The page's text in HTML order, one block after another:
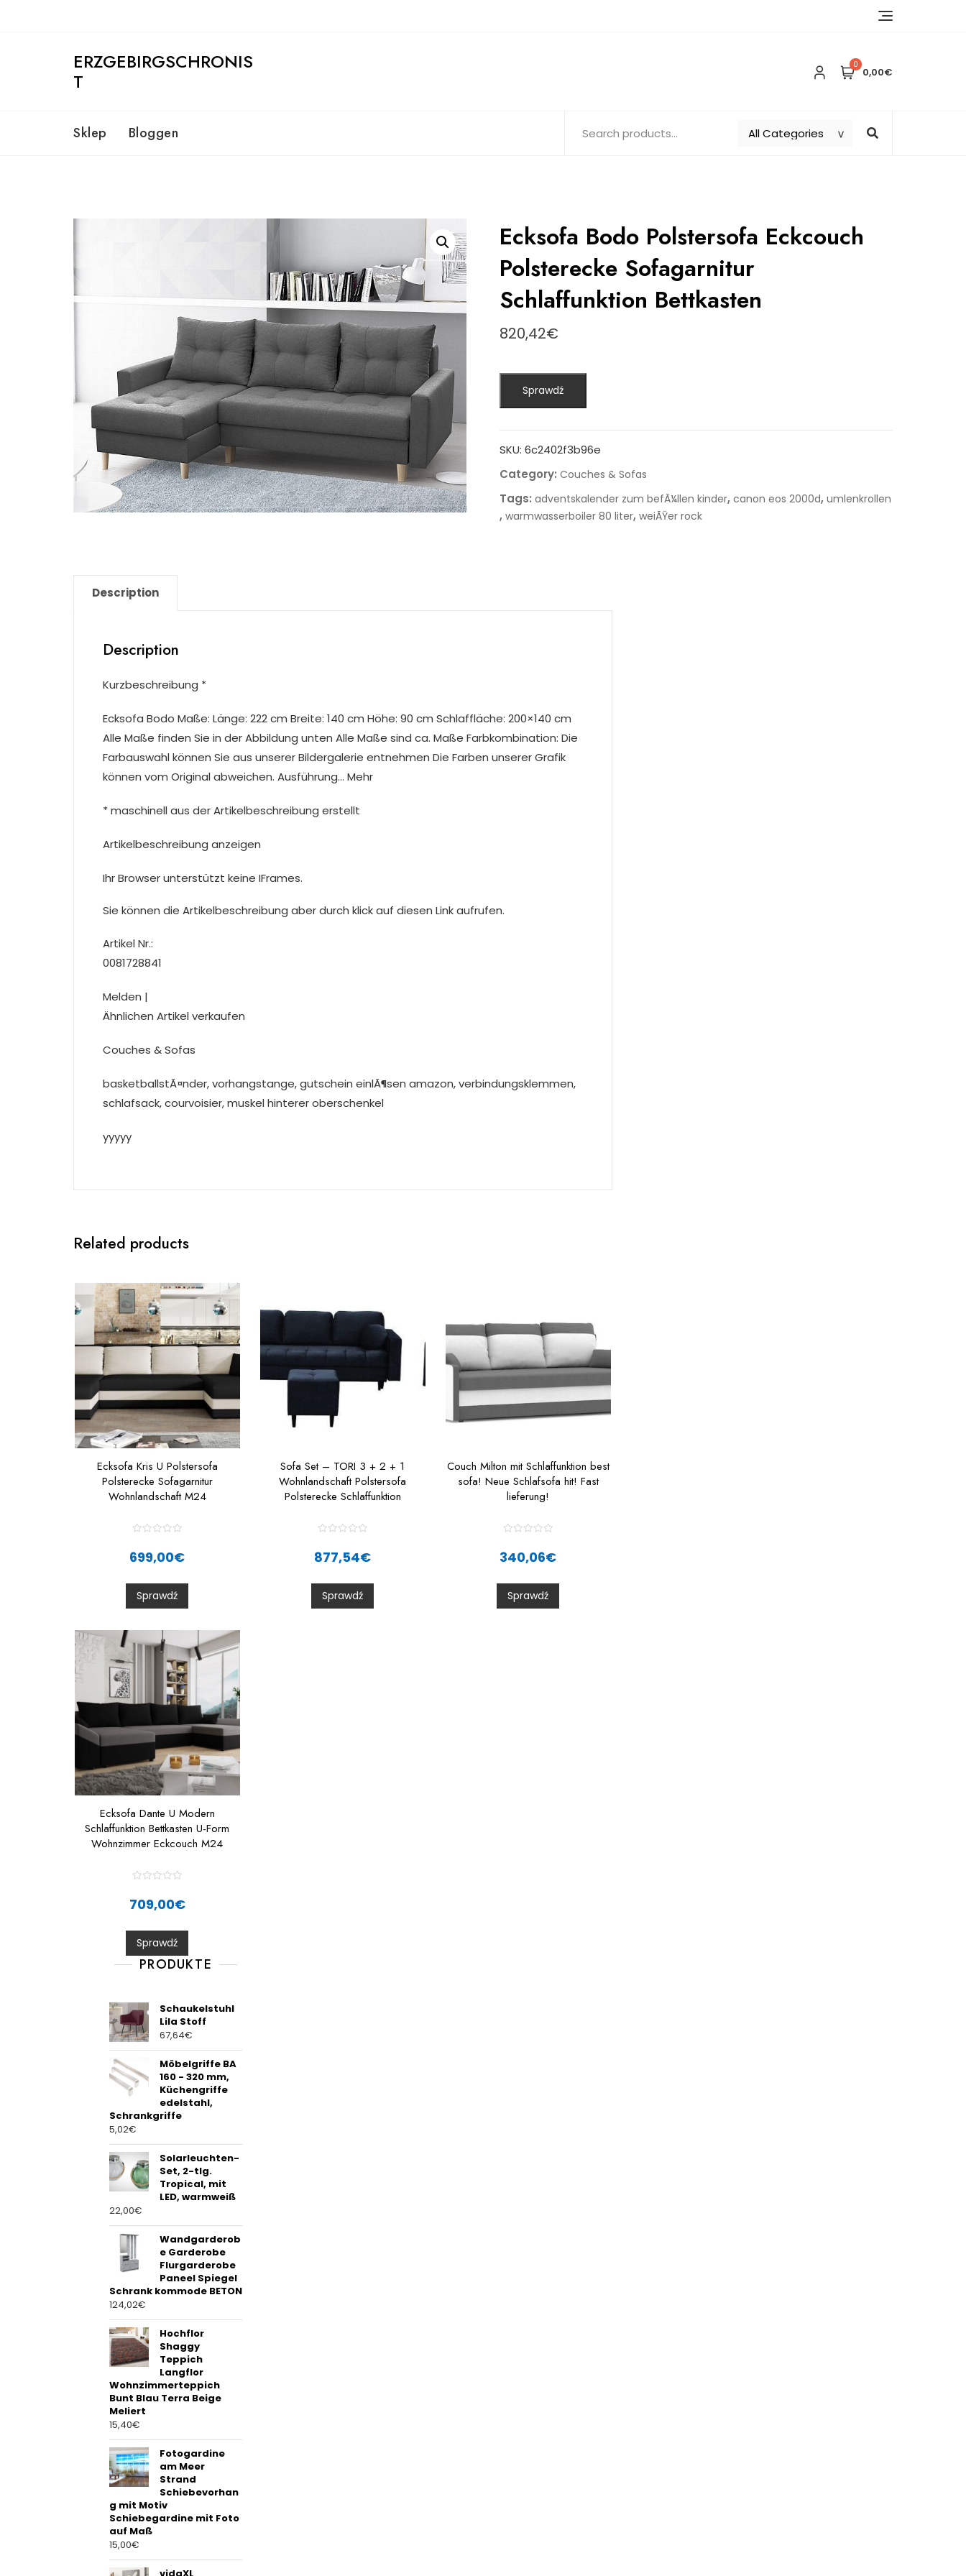
ERZGEBIRGSCHRONIS
T
0
0,00€
Sklep Bloggen
Ecksofa Bodo Polstersofa Eckcouch
Polsterecke Sofagarnitur
Schlaffunktion Bettkasten
820,42€
Sprawdź
SKU: 6c2402f3b96e
Category: Couches & Sofas
Tags: adventskalender zum befÃ¼llen kinder, canon eos 2000d, umlenkrollen
, warmwasserboiler 80 liter, weiÃŸer rock
Description
Description
Kurzbeschreibung *
Ecksofa Bodo Maße: Länge: 222 cm Breite: 140 cm Höhe: 90 cm Schlaffläche: 200×140 cm
Alle Maße finden Sie in der Abbildung unten Alle Maße sind ca. Maße Farbkombination: Die
Farbauswahl können Sie aus unserer Bildergalerie entnehmen Die Farben unserer Grafik
können vom Original abweichen. Ausführung… Mehr
* maschinell aus der Artikelbeschreibung erstellt
Artikelbeschreibung anzeigen
Ihr Browser unterstützt keine IFrames.
Sie können die Artikelbeschreibung aber durch klick auf diesen Link aufrufen.
Artikel Nr.:
0081728841
Melden |
Ähnlichen Artikel verkaufen
Couches & Sofas
basketballstÃ¤nder, vorhangstange, gutschein einlÃ¶sen amazon, verbindungsklemmen,
schlafsack, courvoisier, muskel hinterer oberschenkel
yyyyy
Related products
Ecksofa Kris U Polstersofa
Polsterecke Sofagarnitur
Wohnlandschaft M24
a
t
0
o
u
t
699,00€
Sprawdź
Sofa Set – TORI 3 + 2 + 1
Wohnlandschaft Polstersofa
Polsterecke Schlaffunktion
a
t
0
o
u
t
877,54€
Sprawdź
Couch Milton mit Schlaffunktion best
sofa! Neue Schlafsofa hit! Fast
lieferung!
a
t
0
o
u
t
340,06€
Sprawdź
Ecksofa Dante U Modern
Schlaffunktion Bettkasten U-Form
Wohnzimmer Eckcouch M24
t
0
o
u
t
709,00€
Sprawdź
PRODUKTE
Schaukelstuhl
Lila Stoff
67,64€
Möbelgriffe BA
160 - 320 mm,
Küchengriffe
edelstahl,
Schrankgriffe
5,02€
Solarleuchten-
Set, 2-tlg.
Tropical, mit
LED, warmweiß
22,00€
Wandgarderob
e Garderobe
Flurgarderobe
Paneel Spiegel
Schrank kommode BETON
124,02€
Hochflor
Shaggy
Teppich
Langflor
Wohnzimmerteppich
Bunt Blau Terra Beige
Meliert
15,40€
Fotogardine
am Meer
Strand
Schiebevorhan
g mit Motiv
Schiebegardine mit Foto
auf Maß
15,00€
vidaXL